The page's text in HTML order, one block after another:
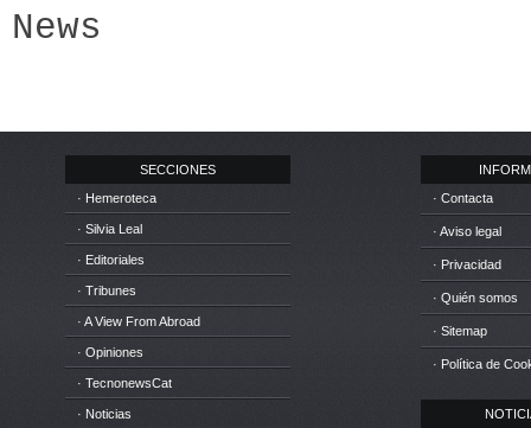
News
SECCIONES
· Hemeroteca
· Silvia Leal
· Editoriales
· Tribunes
· A View From Abroad
· Opiniones
· TecnonewsCat
· Noticias
· Contacta
· Aviso legal
· Privacidad
· Quién somos
· Sitemap
· Política de